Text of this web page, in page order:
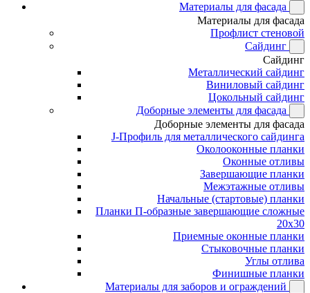
Материалы для фасада
Материалы для фасада
Профлист стеновой
Сайдинг
Сайдинг
Металлический сайдинг
Виниловый сайдинг
Цокольный сайдинг
Доборные элементы для фасада
Доборные элементы для фасада
J-Профиль для металлического сайдинга
Околооконные планки
Оконные отливы
Завершающие планки
Межэтажные отливы
Начальные (стартовые) планки
Планки П-образные завершающие сложные
20x30
Приемные оконные планки
Стыковочные планки
Углы отлива
Финишные планки
Материалы для заборов и ограждений